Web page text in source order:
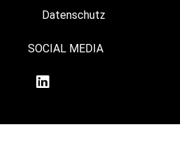
Datenschutz
SOCIAL MEDIA